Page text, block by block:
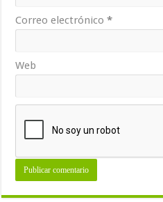
Correo electrónico*
Web